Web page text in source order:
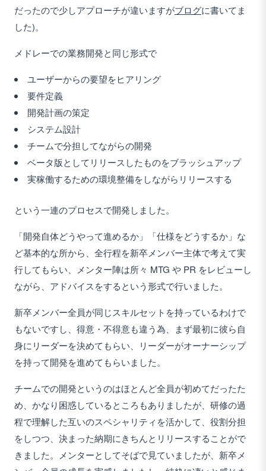
だったので少しアプローチが違いますがブログに書いてま
した)。
メドレーでの業務開発と同じ形式で
ユーザーからの要望をヒアリング
要件定義
開発計画の策定
システム設計
チームで分担してながらの開発
ベータ版としてリリースしたものをブラッシュアップ
実稼働するための環境整備をしながらリリースする
という一連のプロセスで開発しました。
「開発自体どうやって進めるか」「仕様をどうするか」な
ど基本的な所から、全行程を新卒メンバー主体で考えて実
行してもらい、メンター陣は所々 MTG や PR をレビューし
ながら、アドバイスをするという形式で行いました。
新卒メンバー全員が同じスキルセットを持っているわけで
もないですし、得意・不得意も違う為、まず最初に彼ら自
身にリーダーを決めてもらい、リーダーがオーナーシップ
を持って開発を進めてもらいました。
チームでの開発というのはほとんど全員が初めてだったた
め、かなり困惑しているところもありましたが、研修の過
程で理解した互いのスペシャリティを活かして、役割分担
をしつつ、決まった納期にきちんとリリースすることがで
きました。メンターとしてそばで見ていましたが、新卒メ